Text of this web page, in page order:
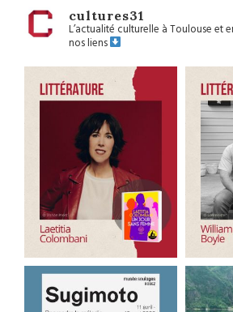
cultures31
L’actualité culturelle à Toulouse et
nos liens